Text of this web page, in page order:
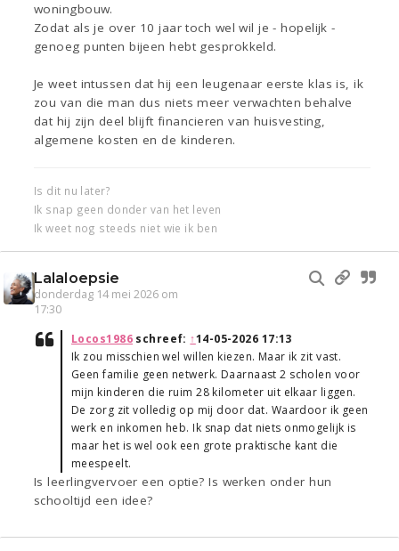
woningbouw.
Zodat als je over 10 jaar toch wel wil je - hopelijk -
genoeg punten bijeen hebt gesprokkeld.
Je weet intussen dat hij een leugenaar eerste klas is, ik
zou van die man dus niets meer verwachten behalve
dat hij zijn deel blijft financieren van huisvesting,
algemene kosten en de kinderen.
Is dit nu later?
Ik snap geen donder van het leven
Ik weet nog steeds niet wie ik ben
Lalaloepsie
donderdag 14 mei 2026 om
17:30
Locos1986schreef: ↑14-05-2026 17:13
Ik zou misschien wel willen kiezen. Maar ik zit vast.
Geen familie geen netwerk. Daarnaast 2 scholen voor
mijn kinderen die ruim 28 kilometer uit elkaar liggen.
De zorg zit volledig op mij door dat. Waardoor ik geen
werk en inkomen heb. Ik snap dat niets onmogelijk is
maar het is wel ook een grote praktische kant die
meespeelt.
Is leerlingvervoer een optie? Is werken onder hun
schooltijd een idee?